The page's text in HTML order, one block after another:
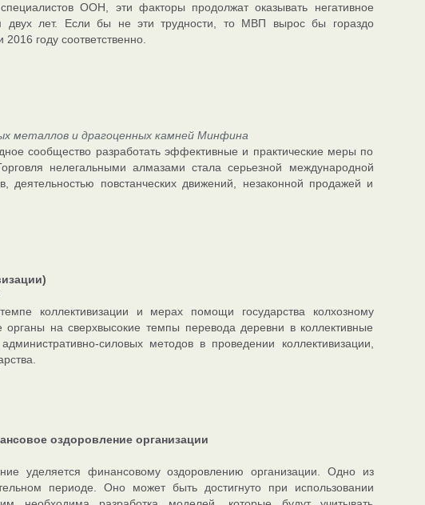
ООН, эти факторы продолжат оказывать негативное
двух лет. Если бы не эти трудности, то МВП вырос бы гораздо
году соответственно.
металлов и драгоценных камней Минфина
сообщество разработать эффективные и практические меры по
нелегальными алмазами стала серьезной международной
повстанческих движений, незаконной продажей и
коллективизации и мерах помощи государства колхозному
органы на сверхвысокие темпы перевода деревни в коллективные
силовых методов в проведении коллективизации,
оздоровление организации
уделяется финансовому оздоровлению организации. Одно из
периоде. Оно может быть достигнуто при использовании